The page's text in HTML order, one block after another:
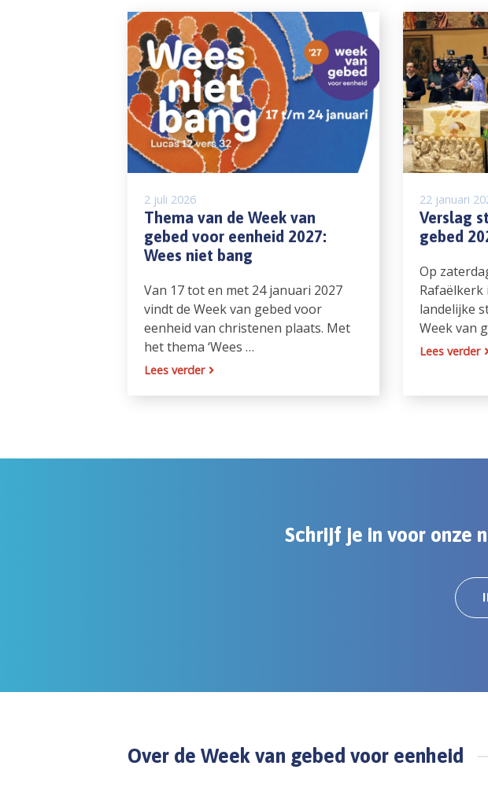
2 juli 2026
Thema van de Week van
gebed voor eenheid 2027:
Wees niet bang
Van 17 tot en met 24 januari 2027
vindt de Week van gebed voor
eenheid van christenen plaats. Met
het thema ‘Wees …
Lees verder
22 januari
Verslag
gebed
Op
Rafaëlkerk
landelijke
Week van
Lees verder
Schrijf je in voor onze
Over de Week van gebed voor eenheid